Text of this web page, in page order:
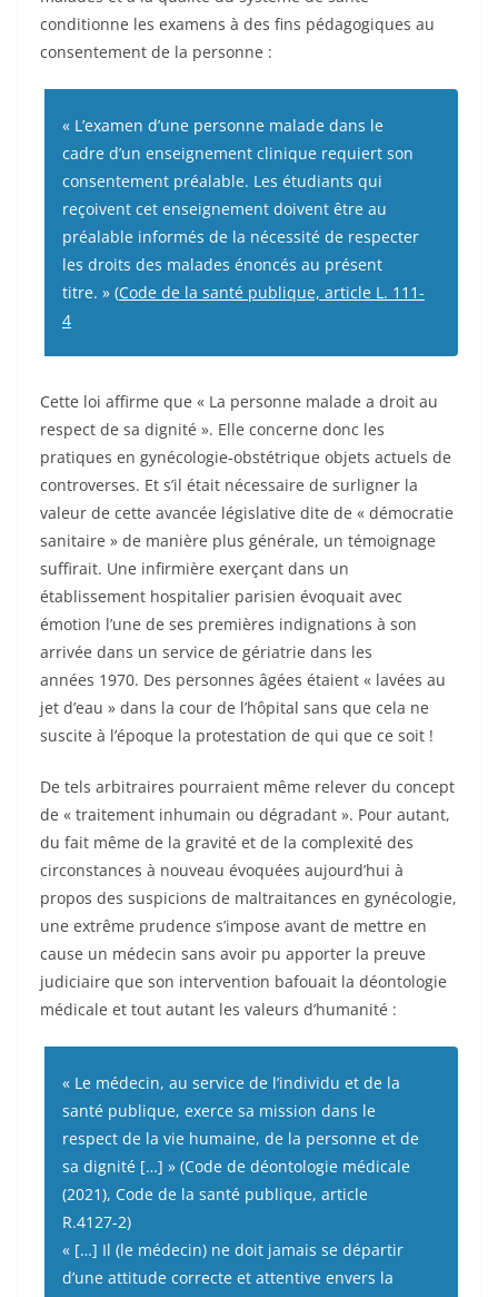
conditionne les examens à des fins pédagogiques au
consentement de la personne :
« L’examen d’une personne malade dans le
cadre d’un enseignement clinique requiert son
consentement préalable. Les étudiants qui
reçoivent cet enseignement doivent être au
préalable informés de la nécessité de respecter
les droits des malades énoncés au présent
titre. » (Code de la santé publique, article L. 111-
4
Cette loi affirme que « La personne malade a droit au
respect de sa dignité ». Elle concerne donc les
pratiques en gynécologie-obstétrique objets actuels de
controverses. Et s’il était nécessaire de surligner la
valeur de cette avancée législative dite de « démocratie
sanitaire » de manière plus générale, un témoignage
suffirait. Une infirmière exerçant dans un
établissement hospitalier parisien évoquait avec
émotion l’une de ses premières indignations à son
arrivée dans un service de gériatrie dans les
années 1970. Des personnes âgées étaient « lavées au
jet d’eau » dans la cour de l’hôpital sans que cela ne
suscite à l’époque la protestation de qui que ce soit !
De tels arbitraires pourraient même relever du concept
de « traitement inhumain ou dégradant ». Pour autant,
du fait même de la gravité et de la complexité des
circonstances à nouveau évoquées aujourd’hui à
propos des suspicions de maltraitances en gynécologie,
une extrême prudence s’impose avant de mettre en
cause un médecin sans avoir pu apporter la preuve
judiciaire que son intervention bafouait la déontologie
médicale et tout autant les valeurs d’humanité :
« Le médecin, au service de l’individu et de la
santé publique, exerce sa mission dans le
respect de la vie humaine, de la personne et de
sa dignité […] » (Code de déontologie médicale
(2021), Code de la santé publique, article
R.4127-2)
« […] Il (le médecin) ne doit jamais se départir
d’une attitude correcte et attentive envers la